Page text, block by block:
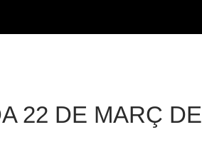
22 DE MARÇ DE